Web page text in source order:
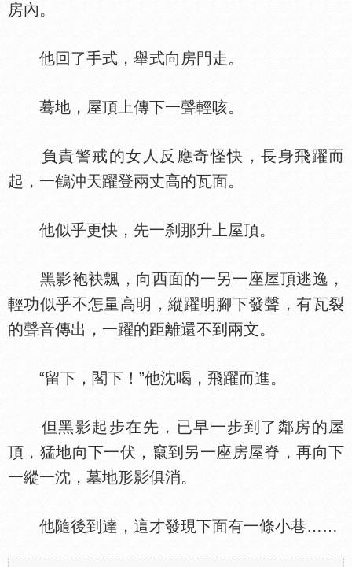
房內。
他回了手式，舉式向房門走。
蓦地，屋頂上傳下一聲輕咳。
負責警戒的女人反應奇怪快，長身飛躍而
起，一鶴沖天躍登兩丈高的瓦面。
他似乎更快，先一刹那升上屋頂。
黑影袍袂飄，向西面的一另一座屋頂逃逸，
輕功似乎不怎量高明，縱躍明腳下發聲，有瓦裂
的聲音傳出，一躍的距離還不到兩文。
“留下，閣下！”他沈喝，飛躍而進。
但黑影起步在先，已早一步到了鄰房的屋
頂，猛地向下一伏，竄到另一座房屋脊，再向下
一縱一沈，墓地形影俱消。
他隨後到達，這才發現下面有一條小巷……